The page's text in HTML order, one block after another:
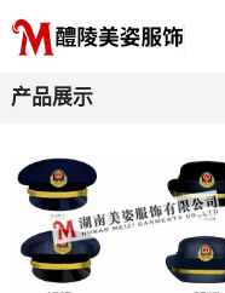
产品展示